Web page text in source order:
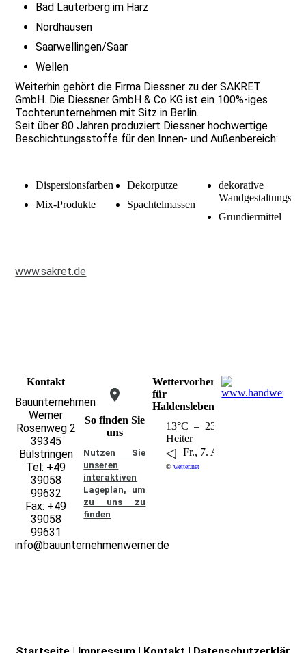
Bad Lauterberg im Harz
Nordhausen
Saarwellingen/Saar
Wellen
Weiterhin gehört die Firma Diessner zu der SAKRET
GmbH. Die Diessner GmbH & Co KG ist ein 100%-iges
Tochterunternehmen mit Sitz in Berlin.
Seit über 80 Jahren produziert Diessner hochwertige
Beschichtungsstoffe für den Innen- und Außenbereich:
Dispersionsfarben
Mix-Produkte
Dekorputze
Spachtelmassen
dekorative
Grundiermittel
www.sakret.de
Kontakt
Bauunternehmen
Werner
Rosenweg 2
39345
Bülstringen
Tel: +49
39058
99632
Fax: +49
39058
99631
info@bauunternehmenwerner.de
So finden Sie
uns
Nutzen Sie
unseren
interaktiven
La­ge­plan, um
zu uns zu
finden
Wettervorhersage
für
Haldensleben
13°C – 23°C
Heiter
◁ Fr., 7. Aug..
©wetter.net